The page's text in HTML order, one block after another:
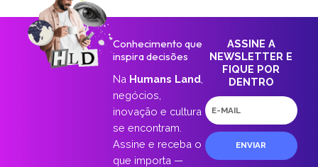
Conhecimento que
inspira decisões
Na Humans Land
negócios,
inovação e cultura
se encontram.
Assine e receba o
que importa —
ASSINE A
NEWSLETTER E
FIQUE POR
DENTRO
E-
mail
ENVIAR